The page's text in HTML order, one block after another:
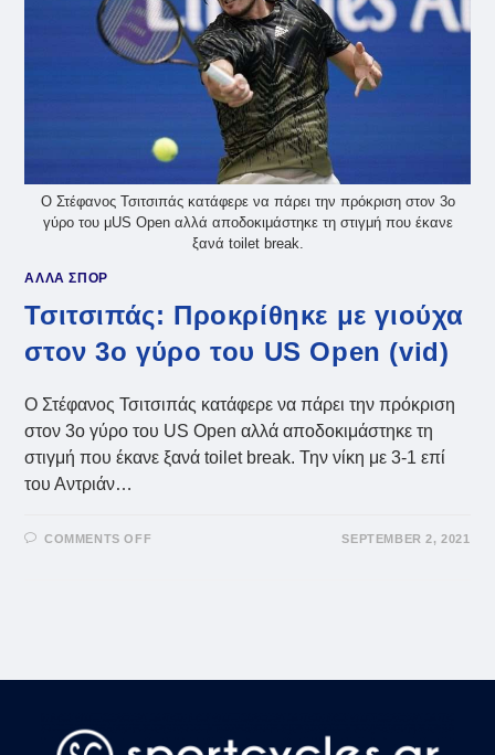
ΈΓΡΑΨΑΝ
ΙΣΤΟΡΊΑ
(VID)
Ο Στέφανος Τσιτσιπάς κατάφερε να πάρει την πρόκριση στον 3ο
γύρο του μUS Open αλλά αποδοκιμάστηκε τη στιγμή που έκανε
ξανά toilet break.
ΑΛΛΑ ΣΠΟΡ
Τσιτσιπάς: Προκρίθηκε με γιούχα
στον 3ο γύρο του US Open (vid)
Ο Στέφανος Τσιτσιπάς κατάφερε να πάρει την πρόκριση
στον 3ο γύρο του US Open αλλά αποδοκιμάστηκε τη
στιγμή που έκανε ξανά toilet break. Την νίκη με 3-1 επί
του Αντριάν…
COMMENTS OFF
OPEN
SEPTEMBER 2, 2021